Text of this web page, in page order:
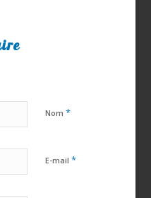
Nom *
E-mail *